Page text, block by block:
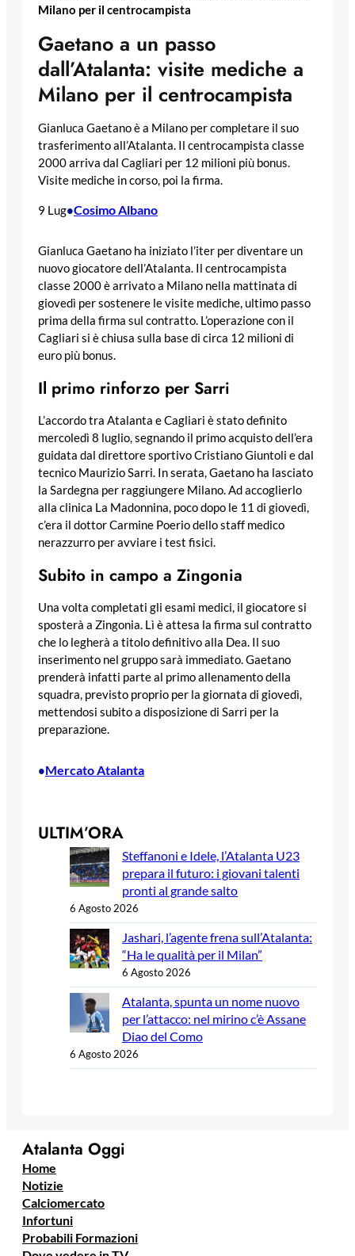
Milano per il centrocampista
Gaetano a un passo
dall’Atalanta: visite mediche a
Milano per il centrocampista
Gianluca Gaetano è a Milano per completare il suo
trasferimento all’Atalanta. Il centrocampista classe
2000 arriva dal Cagliari per 12 milioni più bonus.
Visite mediche in corso, poi la firma.
9 Lug•Cosimo Albano
Gianluca Gaetano ha iniziato l’iter per diventare un
nuovo giocatore dell’Atalanta. Il centrocampista
classe 2000 è arrivato a Milano nella mattinata di
giovedì per sostenere le visite mediche, ultimo passo
prima della firma sul contratto. L’operazione con il
Cagliari si è chiusa sulla base di circa 12 milioni di
euro più bonus.
Il primo rinforzo per Sarri
L’accordo tra Atalanta e Cagliari è stato definito
mercoledì 8 luglio, segnando il primo acquisto dell’era
guidata dal direttore sportivo Cristiano Giuntoli e dal
tecnico Maurizio Sarri. In serata, Gaetano ha lasciato
la Sardegna per raggiungere Milano. Ad accoglierlo
alla clinica La Madonnina, poco dopo le 11 di giovedì,
c’era il dottor Carmine Poerio dello staff medico
nerazzurro per avviare i test fisici.
Subito in campo a Zingonia
Una volta completati gli esami medici, il giocatore si
sposterà a Zingonia. Lì è attesa la firma sul contratto
che lo legherà a titolo definitivo alla Dea. Il suo
inserimento nel gruppo sarà immediato. Gaetano
prenderà infatti parte al primo allenamento della
squadra, previsto proprio per la giornata di giovedì,
mettendosi subito a disposizione di Sarri per la
preparazione.
•Mercato Atalanta
ULTIM’ORA
Steffanoni e Idele, l’Atalanta U23
prepara il futuro: i giovani talenti
pronti al grande salto
6 Agosto 2026
Jashari, l’agente frena sull’Atalanta:
“Ha le qualità per il Milan”
6 Agosto 2026
Atalanta, spunta un nome nuovo
per l’attacco: nel mirino c’è Assane
Diao del Como
6 Agosto 2026
Atalanta Oggi
Home
Notizie
Calciomercato
Infortuni
Probabili Formazioni